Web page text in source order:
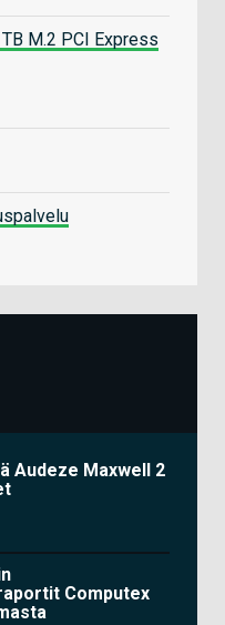
M.2 PCI Express
Audeze Maxwell 2
Computex